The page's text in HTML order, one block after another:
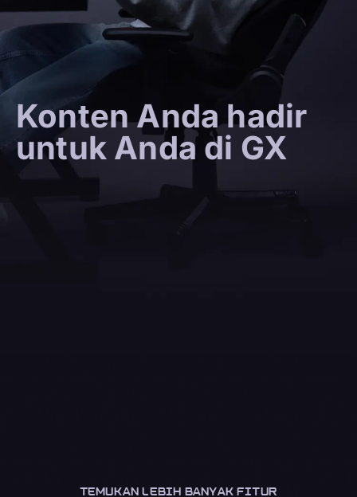
Konten Anda hadir
untuk Anda di GX
TEMUKAN LEBIH BANYAK FITUR